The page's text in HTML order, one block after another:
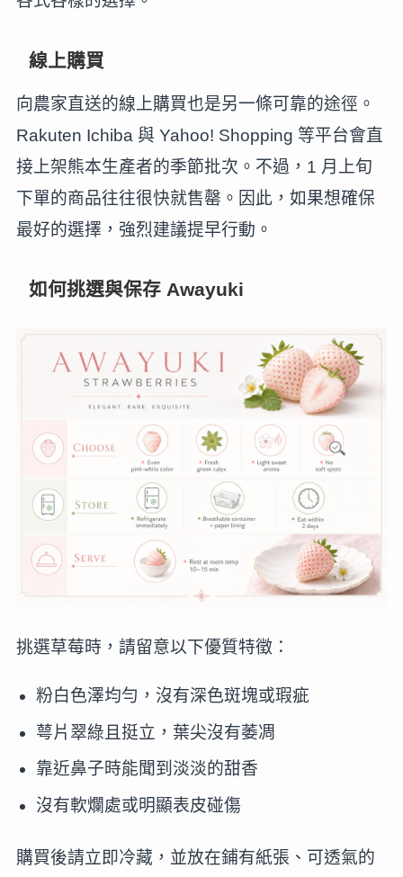
線上購買
向農家直送的線上購買也是另一條可靠的途徑。
Rakuten Ichiba 與 Yahoo! Shopping 等平台會直
接上架熊本生產者的季節批次。不過，1 月上旬
下單的商品往往很快就售罄。因此，如果想確保
最好的選擇，強烈建議提早行動。
如何挑選與保存 Awayuki
挑選草莓時，請留意以下優質特徵：
粉白色澤均勻，沒有深色斑塊或瑕疵
萼片翠綠且挺立，葉尖沒有萎凋
靠近鼻子時能聞到淡淡的甜香
沒有軟爛處或明顯表皮碰傷
購買後請立即冷藏，並放在鋪有紙張、可透氣的